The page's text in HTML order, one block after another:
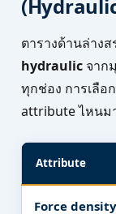
ตารางด้านล่าง
hydraulicจาก
ทุกช่อง การเลื
attribute ไหนม
Attribute
Force density